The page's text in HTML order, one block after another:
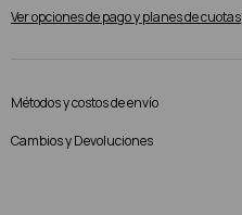
Ver opciones de pago y planes de cuotas
Métodos y costos de envío
Cambios y Devoluciones